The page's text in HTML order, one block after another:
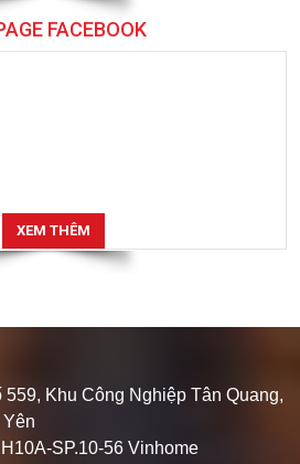
FACEBOOK
XEM THÊM
Khu Công Nghiệp Tân Quang,
SP.10-56 Vinhome